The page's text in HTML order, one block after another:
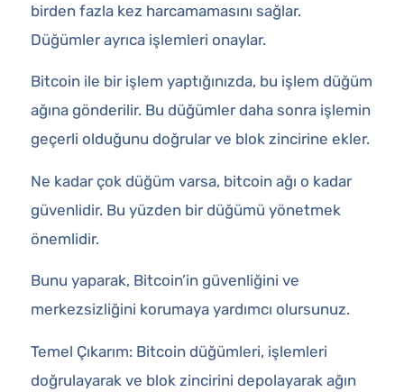
birden fazla kez harcamamasını sağlar.
Düğümler ayrıca işlemleri onaylar.
Bitcoin ile bir işlem yaptığınızda, bu işlem düğüm
ağına gönderilir. Bu düğümler daha sonra işlemin
geçerli olduğunu doğrular ve blok zincirine ekler.
Ne kadar çok düğüm varsa, bitcoin ağı o kadar
güvenlidir. Bu yüzden bir düğümü yönetmek
önemlidir.
Bunu yaparak, Bitcoin’in güvenliğini ve
merkezsizliğini korumaya yardımcı olursunuz.
Temel Çıkarım: Bitcoin düğümleri, işlemleri
doğrulayarak ve blok zincirini depolayarak ağın